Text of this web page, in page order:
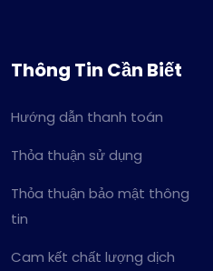
Thông Tin Cần Biết
Hướng dẫn thanh toán
Thỏa thuận sử dụng
Thỏa thuận bảo mật thông
tin
Cam kết chất lượng dịch